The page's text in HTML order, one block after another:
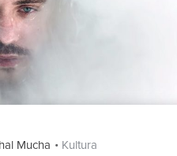
Mucha Categories
Kultura